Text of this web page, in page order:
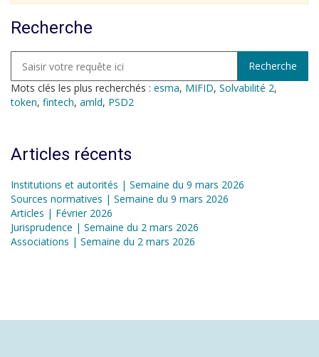
Recherche
Mots clés les plus recherchés : esma, MIFID, Solvabilité 2,
token, fintech, amld, PSD2
Articles récents
Institutions et autorités | Semaine du 9 mars 2026
Sources normatives | Semaine du 9 mars 2026
Articles | Février 2026
Jurisprudence | Semaine du 2 mars 2026
Associations | Semaine du 2 mars 2026